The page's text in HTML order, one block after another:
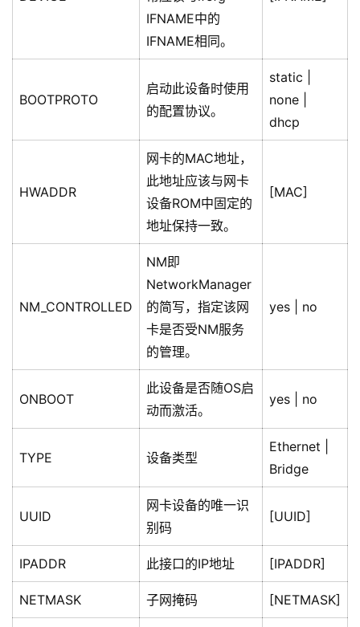
IFNAME中的
IFNAME相同。
BOOTPROTO
启动此设备时使用
的配置协议。
static |
none |
dhcp
HWADDR
网卡的MAC地址，
此地址应该与网卡
设备ROM中固定的
地址保持一致。
[MAC]
NM_CONTROLLED
NM即
NetworkManager
的简写，指定该网
卡是否受NM服务
的管理。
yes | no
ONBOOT
此设备是否随OS启
动而激活。
yes | no
TYPE 设备类型
Ethernet |
Bridge
UUID
网卡设备的唯一识
别码
[UUID]
IPADDR 此接口的IP地址 [IPADDR]
NETMASK 子网掩码 [NETMASK]